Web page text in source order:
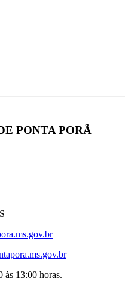
PONTA PORÃ
às 13:00 horas.